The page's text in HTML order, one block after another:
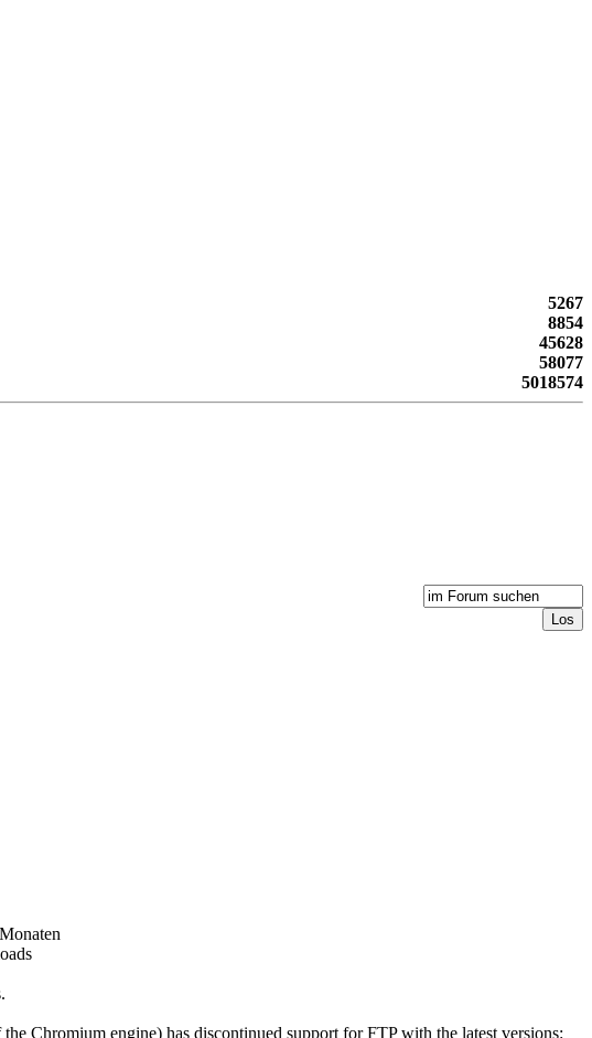
5267
8854
45628
58077
5018574
Chromium engine) has discontinued support for FTP with the latest versions: